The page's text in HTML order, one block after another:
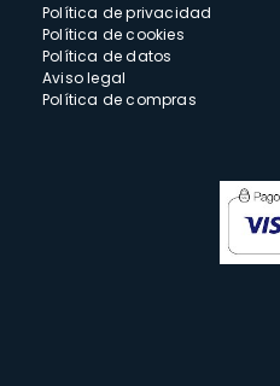
Política de privacidad
Política de cookies
Política de datos
Aviso legal
Política de compras